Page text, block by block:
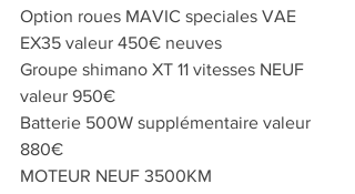
Option roues MAVIC speciales VAE
EX35 valeur 450€ neuves
Groupe shimano XT 11 vitesses NEUF
valeur 950€
Batterie 500W supplémentaire valeur
880€
MOTEUR NEUF 3500KM